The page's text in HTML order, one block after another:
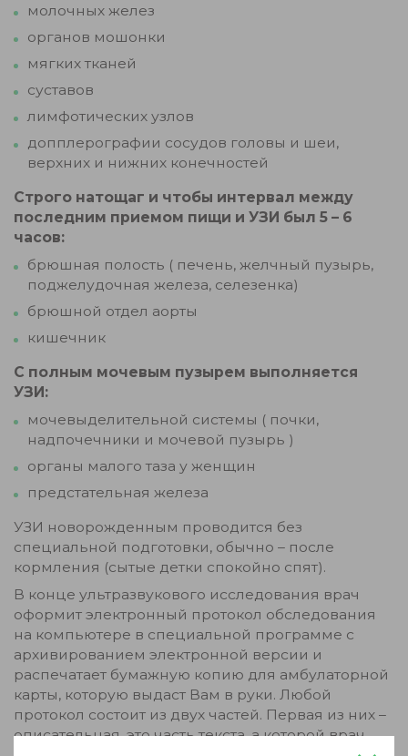
молочных желез
органов мошонки
мягких тканей
суставов
лимфотических узлов
допплерографии сосудов головы и шеи,
верхних и нижних конечностей
Строго натощаг и чтобы интервал между
последним приемом пищи и УЗИ был 5 – 6
часов:
брюшная полость ( печень, желчный пузырь,
поджелудочная железа, селезенка)
брюшной отдел аорты
кишечник
С полным мочевым пузырем выполняется
УЗИ:
мочевыделительной системы ( почки,
надпочечники и мочевой пузырь )
органы малого таза у женщин
предстательная железа
УЗИ новорожденным проводится без
специальной подготовки, обычно – после
кормления (сытые детки спокойно спят).
В конце ультразвукового исследования врач
оформит электронный протокол обследования
на компьютере в специальной программе с
архивированием электронной версии и
распечатает бумажную копию для амбулаторной
карты, которую выдаст Вам в руки. Любой
протокол состоит из двух частей. Первая из них –
описательная, это часть текста, а которой врач